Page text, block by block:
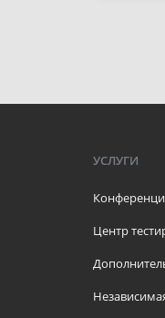
УСЛУГИ
Центр